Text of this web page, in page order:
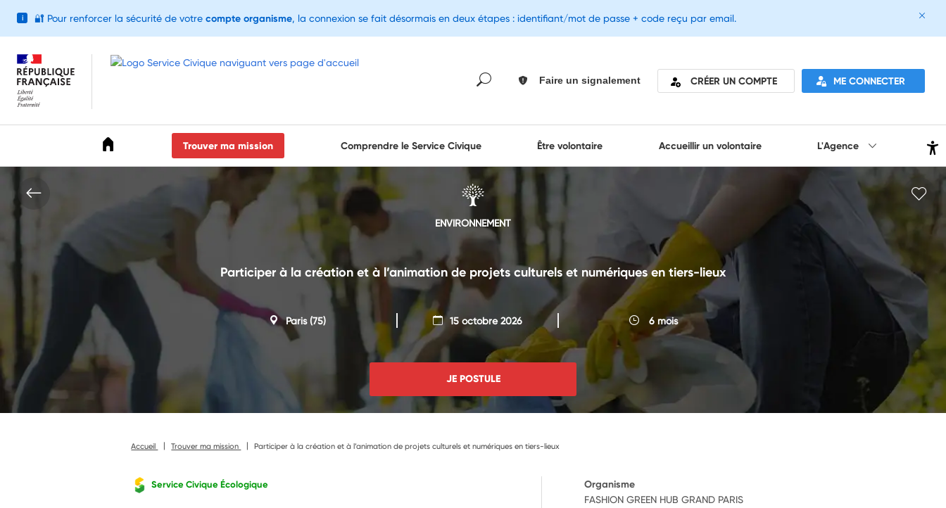
Faire un signalement CRÉER UN COMPTE ME CONNECTER
Trouver ma mission Comprendre le Service Civique Être volontaire Accueillir un volontaire L'Agence
ENVIRONNEMENT
Participer à la création et à l’animation de projets culturels et numériques en tiers-lieux
Paris(75) 15 octobre 2026 6 mois
JE POSTULE
Accueil Trouver ma mission Participer à la création et à l’animation de projets culturels et numériques en tiers-lieux
Service Civique Écologique Organisme
FASHION GREEN HUB GRAND PARIS
i 🔐 Pour renforcer la sécurité de votre compte organisme, la connexion se fait désormais en deux étapes : identifiant/mot de passe + code reçu par email.